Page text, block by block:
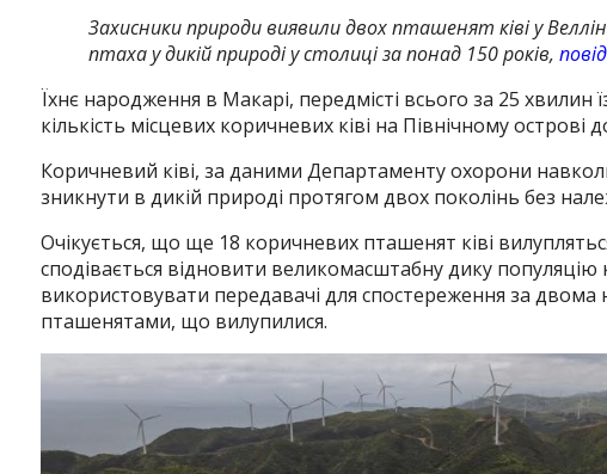
Захисники природи виявили двох пташенят ківі у
птаха у дикій природі у столиці за понад 150 років,
Їхнє народження в Макарі, передмісті всього за 25 хвилин
кількість місцевих коричневих ківі на Північному острові
Коричневий ківі, за даними Департаменту охорони
зникнути в дикій природі протягом двох поколінь без
Очікується, що ще 18 коричневих пташенят ківі
сподівається відновити великомасштабну дику популяцію
використовувати передавачі для спостереження за
пташенятами, що вилупилися.